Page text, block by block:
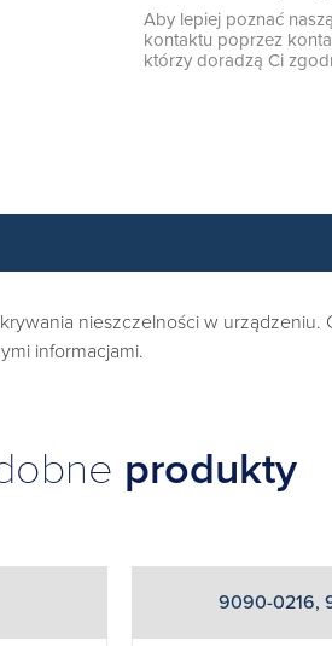
Aby lepiej poznać
kontaktu poprzez
którzy doradzą Ci
nieszczelności w
informacjami.
produkty
9090-0216,